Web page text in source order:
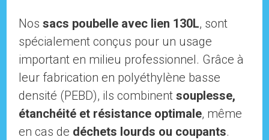
Nossacs poubelle avec lien 130L, sont
spécialement conçus pour un usage
important en milieu professionnel. Grâce à
leur fabrication en polyéthylène basse
densité (PEBD), ils combinentsouplesse,
étanchéité et résistance optimale, même
en cas de déchets lourds ou coupants.